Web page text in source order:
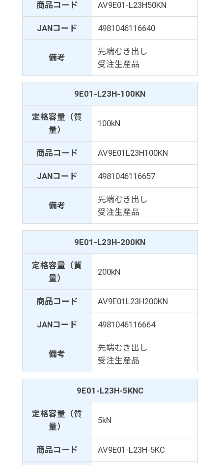
商品コード AV9E01-L23H50KN
JANコード 4981046116640
備考
先端むき出し
受注生産品
9E01-L23H-100KN
定格容量（質
量）
100kN
商品コード AV9E01L23H100KN
JANコード 4981046116657
備考
先端むき出し
受注生産品
9E01-L23H-200KN
定格容量（質
量）
200kN
商品コード AV9E01L23H200KN
JANコード 4981046116664
備考
先端むき出し
受注生産品
9E01-L23H-5KNC
定格容量（質
量）
5kN
商品コード AV9E01-L23H-5KC